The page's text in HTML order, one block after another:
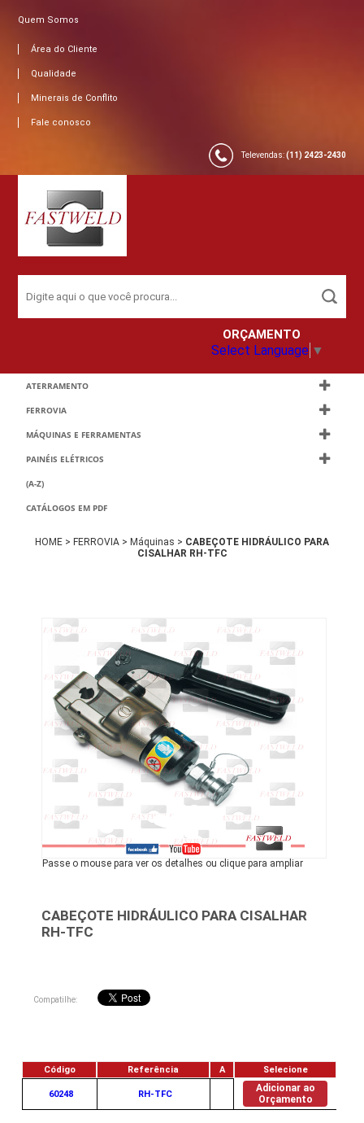
Quem Somos
Área do Cliente
Qualidade
Minerais de Conflito
Fale conosco
Televendas:(11) 2423-2430
ORÇAMENTO
Select Language ▼
ATERRAMENTO
FERROVIA
MÁQUINAS E FERRAMENTAS
PAINÉIS ELÉTRICOS
(A-Z)
CATÁLOGOS EM PDF
HOME > FERROVIA > Máquinas > CABEÇOTE HIDRÁULICO PARA
CISALHAR RH-TFC
Passe o mouse para ver os detalhes ou clique para ampliar
CABEÇOTE HIDRÁULICO PARA CISALHAR
RH-TFC
Compatilhe:
Código Referência A Selecione
60248 RH-TFC
Adicionar ao
Orçamento